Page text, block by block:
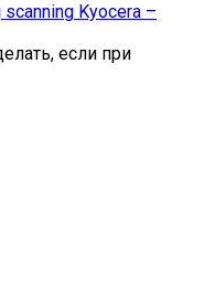
Kyocera –
если при